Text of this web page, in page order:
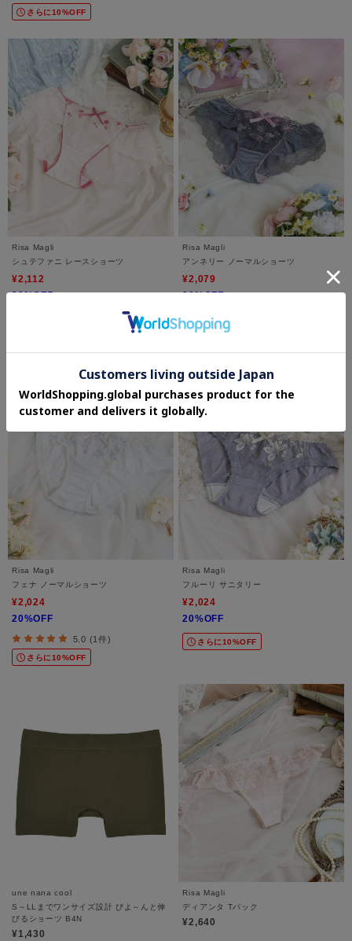
さらに10%OFF
Risa Magli
シュテファニ レースショーツ
¥2,112
20%OFF
Risa Magli
アンネリー ノーマルショーツ
¥2,079
30%OFF
さらに10%OFF
Risa Magli
フェナ ノーマルショーツ
¥2,024
20%OFF
5.0 (1件)
さらに10%OFF
Risa Magli
フルーリ サニタリー
¥2,024
20%OFF
さらに10%OFF
une nana cool
S～LLまでワンサイズ設計 びよ～んと伸
びるショーツ B4N
¥1,430
Risa Magli
ディアンタ Tバック
¥2,640